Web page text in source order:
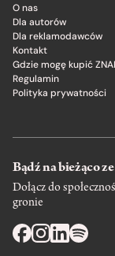
O nas
Dla autorów
Dla reklamodawców
Kontakt
Gdzie mogę kupić
Regulamin
Polityka prywatności
Bądź na bieżąco
Dołącz do
gronie